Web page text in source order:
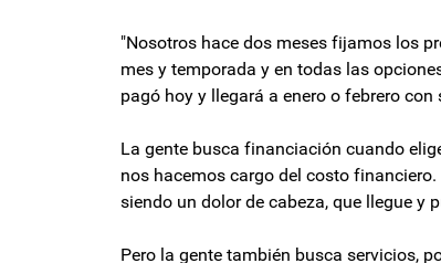
"Nosotros hace dos meses fijamos los
mes y temporada y en todas las
pagó hoy y llegará a enero o febrero
La gente busca financiación cuando
nos hacemos cargo del costo
siendo un dolor de cabeza, que llegue y
Pero la gente también busca servicios,